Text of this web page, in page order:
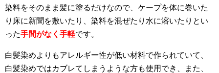
染料をそのまま髪に塗るだけなので、ケープを体に巻いた
り床に新聞を敷いたり、染料を混ぜたり水に溶いたりとい
った手間がなく手軽です。
白髪染めよりもアレルギー性が低い材料で作られていて、
白髪染めではカブレてしまうような方も使用でき、また、